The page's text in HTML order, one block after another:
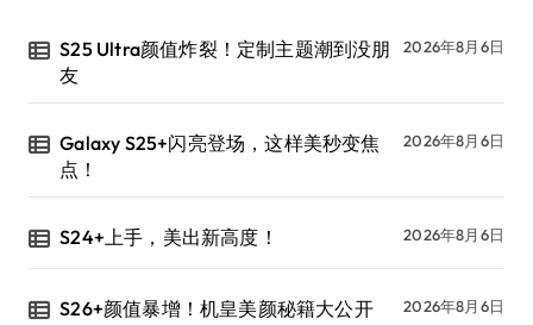
S25 Ultra颜值炸裂！定制主题潮到没朋
友
2026年8月6日
Galaxy S25+闪亮登场，这样美秒变焦
点！
2026年8月6日
S24+上手，美出新高度！ 2026年8月6日
S26+颜值暴增！机皇美颜秘籍大公开 2026年8月6日